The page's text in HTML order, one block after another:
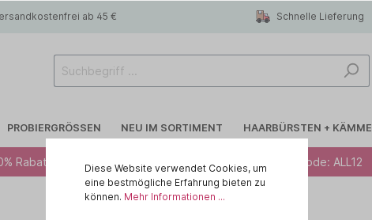
ab 45 € Schnelle Lieferung
PROBIERGRÖSSEN NEU IM SORTIMENT HAARBÜRSTEN + KÄMME
Rabatt ab 49 € - Code: ALL10 · 12% Rabatt ab 79 € - Code: ALL12
Diese Website verwendet Cookies, um
eine bestmögliche Erfahrung bieten zu
können. Mehr Informationen ...